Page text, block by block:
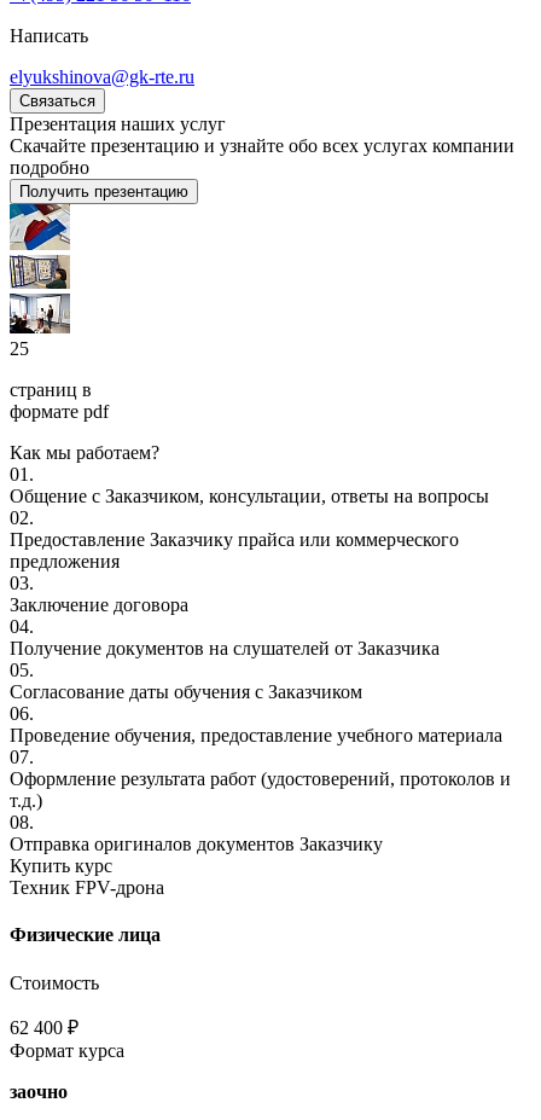
Написать
elyukshinova@gk-rte.ru
Связаться
Презентация наших услуг
Скачайте презентацию и узнайте обо всех услугах компании
подробно
Получить презентацию
25
страниц в
формате pdf
Как мы работаем?
01.
Общение с Заказчиком, консультации, ответы на вопросы
02.
Предоставление Заказчику прайса или коммерческого
предложения
03.
Заключение договора
04.
Получение документов на слушателей от Заказчика
05.
Согласование даты обучения с Заказчиком
06.
Проведение обучения, предоставление учебного материала
07.
Оформление результата работ (удостоверений, протоколов и
т.д.)
08.
Отправка оригиналов документов Заказчику
Купить курс
Техник FPV-дрона
Физические лица
Стоимость
62 400 ₽
Формат курса
заочно